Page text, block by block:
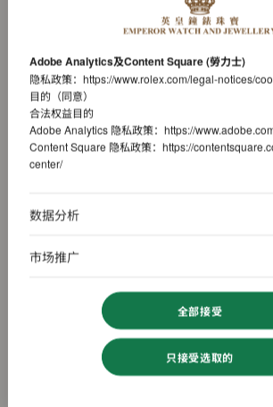
Adobe Analytics及Content Square (勞力士)
隐私政策： https://www.rolex.com/legal-notices/
目的（同意）
合法权益目的
Adobe Analytics 隐私政策： https://
Content Square 隐私政策： https://
center/
数据分析
市场推广
全部接受
只接受选取的